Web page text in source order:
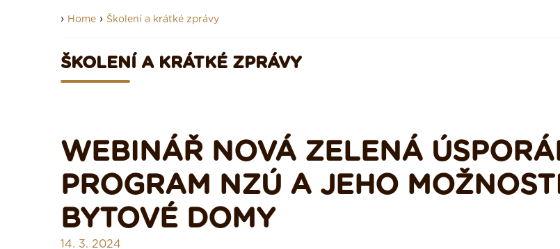
› Home › Školení a krátké zprávy
ŠKOLENÍ A KRÁTKÉ ZPRÁVY
WEBINÁŘ NOVÁ ZELENÁ
PROGRAM NZÚ A JEHO
BYTOVÉ DOMY
14. 3. 2024